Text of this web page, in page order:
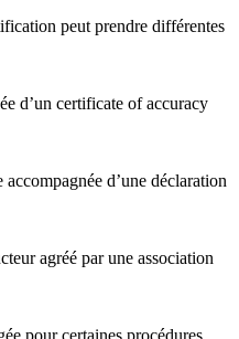
peut prendre différentes
d’un certificate of accuracy
d’une déclaration
agréé par une association